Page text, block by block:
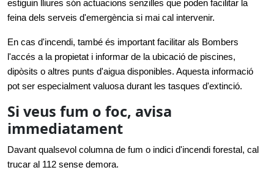
estiguin lliures són actuacions senzilles que poden facilitar la
feina dels serveis d'emergència si mai cal intervenir.
En cas d'incendi, també és important facilitar als Bombers
l'accés a la propietat i informar de la ubicació de piscines,
dipòsits o altres punts d'aigua disponibles. Aquesta informació
pot ser especialment valuosa durant les tasques d'extinció.
Si veus fum o foc, avisa
immediatament
Davant qualsevol columna de fum o indici d'incendi forestal, cal
trucar al 112 sense demora.